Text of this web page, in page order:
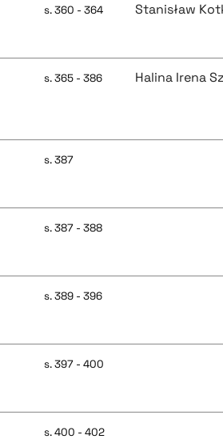
s. 360 - 364 Stanisław
s. 365 - 386 Halina Irena
s. 387
s. 387 - 388
s. 389 - 396
s. 397 - 400
s. 400 - 402